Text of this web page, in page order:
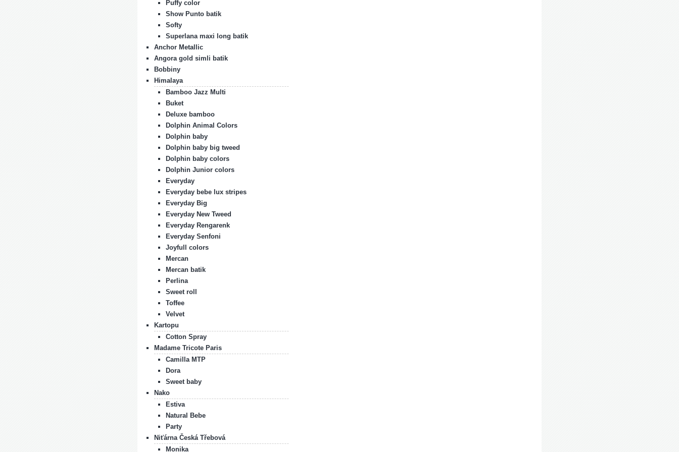
Puffy color
Show Punto batik
Softy
Superlana maxi long batik
Anchor Metallic
Angora gold simli batik
Bobbiny
Himalaya
Bamboo Jazz Multi
Buket
Deluxe bamboo
Dolphin Animal Colors
Dolphin baby
Dolphin baby big tweed
Dolphin baby colors
Dolphin Junior colors
Everyday
Everyday bebe lux stripes
Everyday Big
Everyday New Tweed
Everyday Rengarenk
Everyday Senfoni
Joyfull colors
Mercan
Mercan batik
Perlina
Sweet roll
Toffee
Velvet
Kartopu
Cotton Spray
Madame Tricote Paris
Camilla MTP
Dora
Sweet baby
Nako
Estiva
Natural Bebe
Party
Niťárna Česká Třebová
Monika